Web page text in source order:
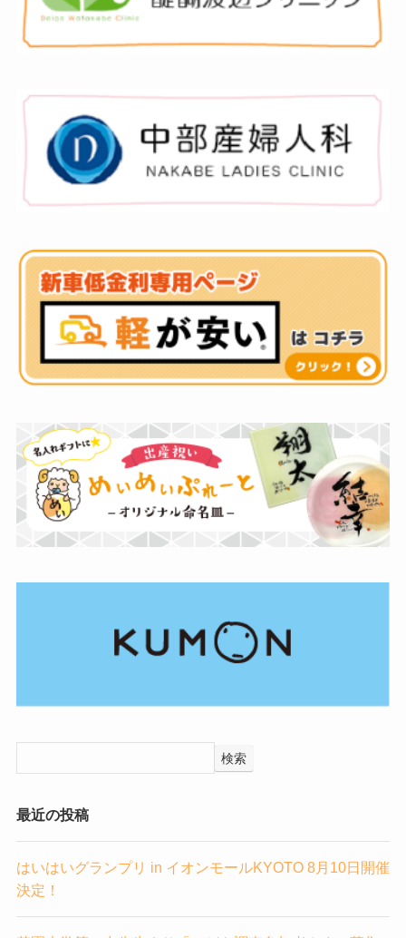
検索
最近の投稿
はいはいグランプリ in イオンモールKYOTO 8月10日開催
決定！